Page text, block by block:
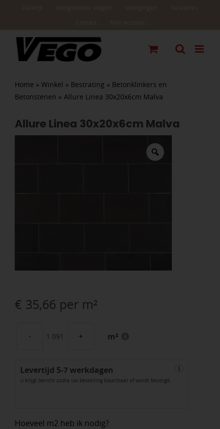
Home » Winkel » Bestrating » Betonklinkers en
Betonstenen » Allure Linea 30x20x6cm Malva
Allure Linea 30x20x6cm Malva
€ 35,66 per m²
Allure
30x20x6cm
Malva
m²
Levertijd 5-7 werkdagen
U krijgt bericht zodra uw bestelling klaarstaat of wordt bezorgd.
i
Hoeveel m2 heb ik nodig?